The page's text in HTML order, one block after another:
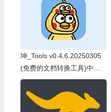
坤_Tools v0.4.6.20250305
(免费的文档转换工具)中文
绿色版